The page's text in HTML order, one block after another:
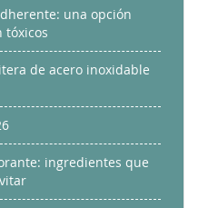
una opción
tóxicos
de acero inoxidable
ingredientes que